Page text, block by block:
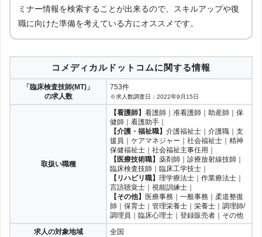
ミナー情報を検索することが出来るので、スキルアップや復
職に向けた準備を考えている方にオススメです。
コメディカルドットコムに関する情報
「臨床検査技師(MT)」
の求人数
753件
※求人数調査日：2022年9月15日
取扱い職種
【看護師】 看護師｜准看護師｜助産師｜保
健師｜看護助手｜
【介護・福祉職】 介護福祉士｜介護職｜支
援員｜ケアマネジャー｜社会福祉士｜精神
保健福祉士｜社会福祉主事任用｜
【医療技術職】 薬剤師｜診療放射線技師｜
臨床検査技師｜臨床工学技士｜
【リハビリ職】 理学療法士｜作業療法士｜
言語聴覚士｜視能訓練士｜
【その他】
医療事務｜一般事務｜柔道整復
師｜保育士｜管理栄養士｜栄養士｜調理師/
調理員｜臨床心理士｜登録販売者｜その他
求人の対象地域
全国